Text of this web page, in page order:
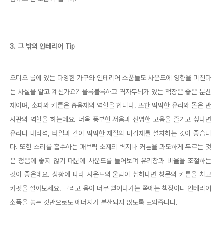
3. 그 밖의 인테리어 Tip
오디오 룸에 있는 다양한 가구와 인테리어 소품들도 사운드에 영향을 미친다
는 사실을 알고 계신가요? 올록볼록하고 격자무늬가 있는 책장은 좋은 분산
재이며, 소파와 커튼은 흡음재의 역할을 합니다. 또한 딱딱한 유리와 돌은 반
사판의 역할을 하는데요. 더욱 풍부한 저음과 선명한 고음을 즐기고 싶다면
유리나 대리석, 타일과 같이 딱딱한 재질의 마감재를 설치하는 것이 좋습니
다. 또한 소리를 흡수하는 패브릭 소재의 벽지나 커튼을 과도하게 두르는 것
은 청음에 좋지 않기 때문에 사운드를 들어보며 유리창과 비율을 조절하는
것이 좋은데요. 상황에 따라 사운드의 울림이 심하다면 창문의 커튼을 치고
카펫을 깔아보세요. 그리고 음이 너무 뻗어나가는 쪽에는 책장이나 인테리어
소품을 놓는 것만으로도 에너지가 분산되지 않도록 도와줍니다.